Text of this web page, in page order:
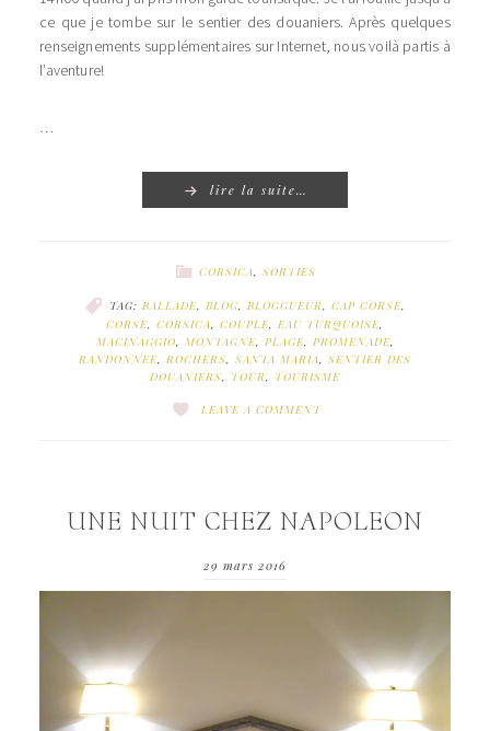
ce que je tombe sur le sentier des douaniers. Après quelques
renseignements supplémentaires sur Internet, nous voilà partis à
l’aventure!
…
lire la suite…
CORSICA, SORTIES
TAG: BALLADE, BLOG, BLOGGUEUR, CAP CORSE,
CORSE, CORSICA, COUPLE, EAU TURQUOISE,
MACINAGGIO, MONTAGNE, PLAGE, PROMENADE,
RANDONNEE, ROCHERS, SANTA MARIA, SENTIER DES
DOUANIERS, TOUR, TOURISME
LEAVE A COMMENT
UNE NUIT CHEZ NAPOLEON
29 mars 2016